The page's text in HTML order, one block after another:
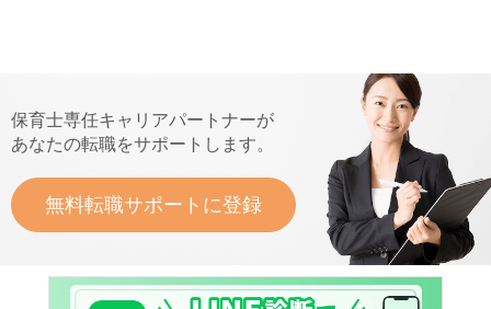
保育士専任キャリアパートナーが
あなたの転職をサポートします。
無料転職サポートに登録